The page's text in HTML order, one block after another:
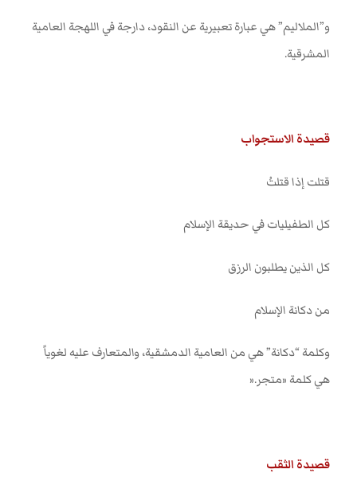
و”الملاليم” هي عبارة تعبيرية عن النقود، دارجة في اللهجة العامية
المشرقية.
قصيدة الاستجواب
قتلت إذا قتلتُ
كل الطفيليات في حديقة الإسلام
كل الذين يطلبون الرزق
من دكانة الإسلام
وكلمة “دكانة” هي من العامية الدمشقية، والمتعارف عليه لغوياً
هي كلمة «متجر».
قصيدة الثقب